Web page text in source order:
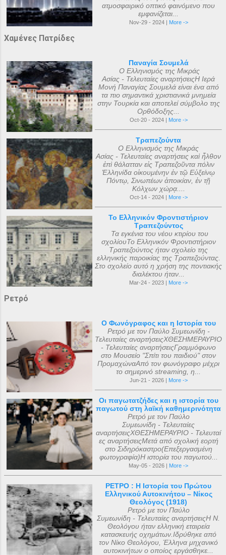
ατμοσφαιρικό οπτικό φαινόμενο που
εμφανίζεται...
Nov-29 - 2024 | More ->
Χαμένες Πατρίδες
Παναγία Σουμελά
Ο Ελληνισμός της Μικράς
Ασίας - Τελευταίες αναρτήσειςΗ Ιερά
Μονή Παναγίας Σουμελά είναι ένα από
τα πιο σημαντικά χριστιανικά μνημεία
στην Τουρκία και αποτελεί σύμβολο της
Ορθόδοξης...
Oct-20 - 2024 | More ->
Τραπεζούντα
Ο Ελληνισμός της Μικράς
Ασίας - Τελευταίες αναρτήσεις καὶ ἦλθον
ἐπὶ θάλατταν εἰς Τραπεζοῦντα πόλιν
Ἑλληνίδα οἰκουμένην ἐν τῷ Εὐξείνῳ
Πόντῳ, Σινωπέων ἀποικίαν, ἐν τῇ
Κόλχων χώρᾳ....
Oct-14 - 2024 | More ->
Το Ελληνικόν Φροντιστήριον
Τραπεζούντος
Τα εγκένια του νέου κτιρίου του
σχολίουΤο Ελληνικόν Φροντιστήριον
Τραπεζούντος ήταν σχολείο της
ελληνικής παροικίας της Τραπεζούντας.
Στο σχολείο αυτό η χρήση της ποντιακής
διαλέκτου ήταν...
Mar-24 - 2023 | More ->
Ρετρό
Ο Φωνόγραφος και η Ιστορία του
Ρετρό με τον Παύλο Συμεωνίδη -
Τελευταίες αναρτήσειςΧΘΕΣΗΜΕΡΑΥΡΙΟ
- Τελευταίες αναρτήσειςΓραμμόφωνο
στο Μουσείο "Σπίτι του παιδιού" στον
ΠρομαχώναΑπό τον φωνόγραφο μέχρι
το σημερινό streaming, η...
Jun-21 - 2026 | More ->
Οι παγωτατζήδες και η ιστορία του
παγωτού στη λαϊκή καθημερινότητα
Ρετρό με τον Παύλο
Συμεωνίδη - Τελευταίες
αναρτήσειςΧΘΕΣΗΜΕΡΑΥΡΙΟ - Τελευταί
ες αναρτήσειςΜετά από σχολική εορτή
στο Σιδηρόκαστρο(Επεξεργασμένη
φωτογραφία)Η ιστορία του παγωτού...
May-05 - 2026 | More ->
ΡΕΤΡΟ : Η Ιστορία του Πρώτου
Ελληνικού Αυτοκινήτου – Νίκος
Θεολόγος (1918)
Ρετρό με τον Παύλο
Συμεωνίδη - Τελευταίες αναρτήσειςΗ Ν.
Θεολόγου ήταν ελληνική εταιρεία
κατασκευής οχημάτων.Ιδρύθηκε από
τον Νίκο Θεολόγου, Έλληνα μηχανικό
αυτοκινήτων ο οποίος εργάσθηκε...